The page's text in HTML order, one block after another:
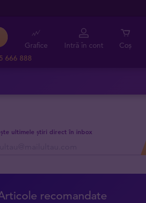
666 888
Grafice Intră în cont Coș
ultimele știri direct în inbox
recomandate